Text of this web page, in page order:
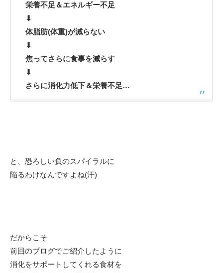
栄養不足＆エネルギー不足
⬇︎
体脂肪(体重)が減らない
⬇︎
焦ってさらに食事を減らす
⬇︎
さらに消化力低下＆栄養不足…
と、恐ろしい負のスパイラルに
陥るわけなんですよね(汗)
だからこそ
前回のブログでご紹介したように
消化をサポートしてくれる食材を